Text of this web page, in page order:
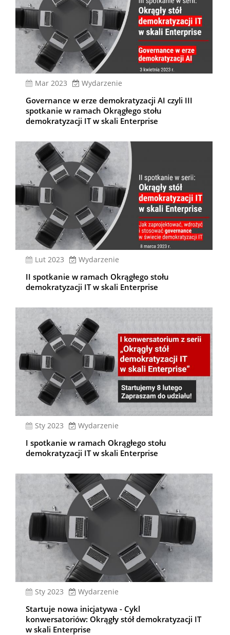
mar 2023 Wydarzenie
Governance w erze demokratyzacji AI czyli III
spotkanie w ramach Okrągłego stołu
demokratyzacji IT w skali Enterprise
lut 2023 Wydarzenie
II spotkanie w ramach Okrągłego stołu
demokratyzacji IT w skali Enterprise
sty 2023 Wydarzenie
I spotkanie w ramach Okrągłego stołu
demokratyzacji IT w skali Enterprise
sty 2023 Wydarzenie
Startuje nowa inicjatywa - Cykl
konwersatoriów: Okrągły stół demokratyzacji IT
w skali Enterprise